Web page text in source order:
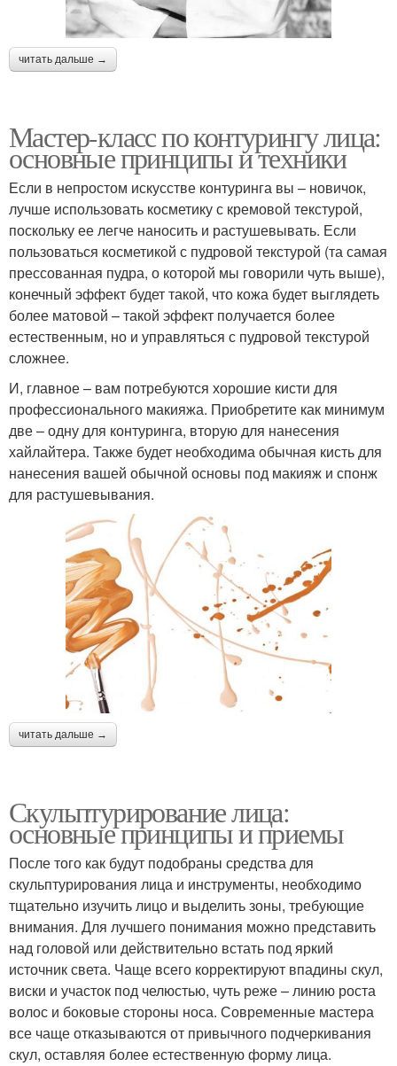
читать дальше →
Мастер-класс по контурингу лица:
основные принципы и техники
Если в непростом искусстве контуринга вы – новичок,
лучше использовать косметику с кремовой текстурой,
поскольку ее легче наносить и растушевывать. Если
пользоваться косметикой с пудровой текстурой (та самая
прессованная пудра, о которой мы говорили чуть выше),
конечный эффект будет такой, что кожа будет выглядеть
более матовой – такой эффект получается более
естественным, но и управляться с пудровой текстурой
сложнее.
И, главное – вам потребуются хорошие кисти для
профессионального макияжа. Приобретите как минимум
две – одну для контуринга, вторую для нанесения
хайлайтера. Также будет необходима обычная кисть для
нанесения вашей обычной основы под макияж и спонж
для растушевывания.
читать дальше →
Скульптурирование лица:
основные принципы и приемы
После того как будут подобраны средства для
скульптурирования лица и инструменты, необходимо
тщательно изучить лицо и выделить зоны, требующие
внимания. Для лучшего понимания можно представить
над головой или действительно встать под яркий
источник света. Чаще всего корректируют впадины скул,
виски и участок под челюстью, чуть реже – линию роста
волос и боковые стороны носа. Современные мастера
все чаще отказываются от привычного подчеркивания
скул, оставляя более естественную форму лица.